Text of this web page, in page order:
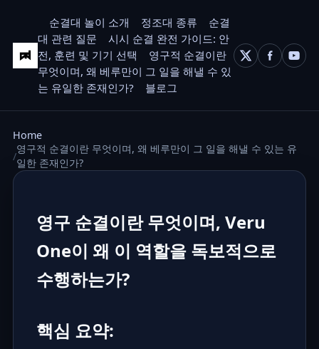
순결대 놀이 소개 정조대 종류
순결
대 관련 질문
시시 순결 완전 가이드: 안
전, 훈련 및 기기 선택
영구적 순결이란
무엇이며, 왜 베루만이 그 일을 해낼 수 있
는 유일한 존재인가?
블로그
Home
영구적 순결이란 무엇이며, 왜 베루만이 그 일을 해낼 수 있는 유
일한 존재인가?
영구 순결이란 무엇이며, Veru
One이 왜 이 역할을 독보적으로
수행하는가?
핵심 요약: